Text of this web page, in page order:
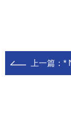
上一篇： *